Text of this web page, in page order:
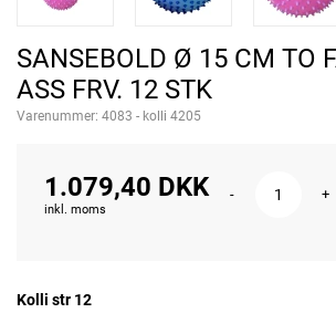
SANSEBOLD Ø 15 CM TO
ASS FRV. 12 STK
Varenummer: 4083 - kolli 4205
1.079,40 DKK
inkl. moms
- +
Kolli str 12